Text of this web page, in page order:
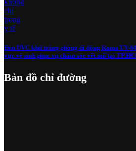
Đèn UVC khử trùng phòng di động Rama UV-
vực vệ sinh phục vụ chăm sóc vết mổ tại
Bản đồ chỉ đường